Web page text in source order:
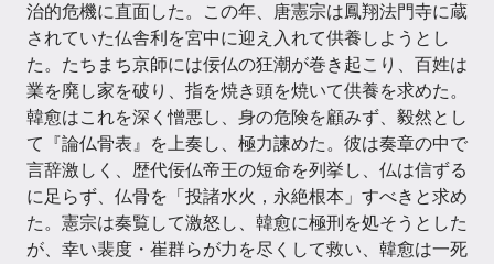
治的危機に直面した。この年、唐憲宗は鳳翔法門寺に蔵
されていた仏舎利を宮中に迎え入れて供養しようとし
た。たちまち京師には佞仏の狂潮が巻き起こり、百姓は
業を廃し家を破り、指を焼き頭を焼いて供養を求めた。
韓愈はこれを深く憎悪し、身の危険を顧みず、毅然とし
て『論仏骨表』を上奏し、極力諫めた。彼は奏章の中で
言辞激しく、歴代佞仏帝王の短命を列挙し、仏は信ずる
に足らず、仏骨を「投諸水火，永絶根本」すべきと求め
た。憲宗は奏覧して激怒し、韓愈に極刑を処そうとした
が、幸い裴度・崔群らが力を尽くして救い、韓愈は一死